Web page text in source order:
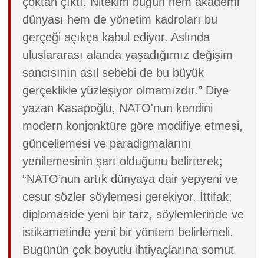
dünyası hem de yönetim kadroları bu
gerçeği açıkça kabul ediyor. Aslında
uluslararası alanda yaşadığımız değişim
sancısının asıl sebebi de bu büyük
gerçeklikle yüzleşiyor olmamızdır.” Diye
yazan Kasapoğlu, NATO'nun kendini
modern konjonktüre göre modifiye etmesi,
güncellemesi ve paradigmalarını
yenilemesinin şart olduğunu belirterek;
“NATO’nun artık dünyaya dair yepyeni ve
cesur sözler söylemesi gerekiyor. İttifak;
diplomaside yeni bir tarz, söylemlerinde ve
istikametinde yeni bir yöntem belirlemeli.
Bugünün çok boyutlu ihtiyaçlarına somut